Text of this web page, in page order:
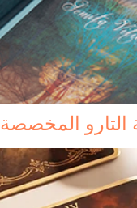
التارو المخصصة